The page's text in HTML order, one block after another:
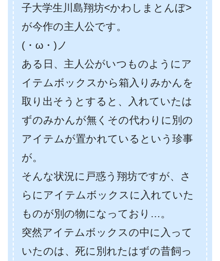
子大学生川島翔坊<かわしまとんぼ>
が今作の主人公です。
(・ω・)ノ
ある日、主人公がいつものようにア
イテムボックスから箱入りみかんを
取り出そうとすると、入れていたは
ずのみかんが無くその代わりに別の
アイテムが置かれているという珍事
が。
そんな状況に戸惑う翔坊ですが、さ
らにアイテムボックスに入れていた
ものが別の物になっており…。
突然アイテムボックスの中に入って
いたのは、死に別れたはずの昔飼っ